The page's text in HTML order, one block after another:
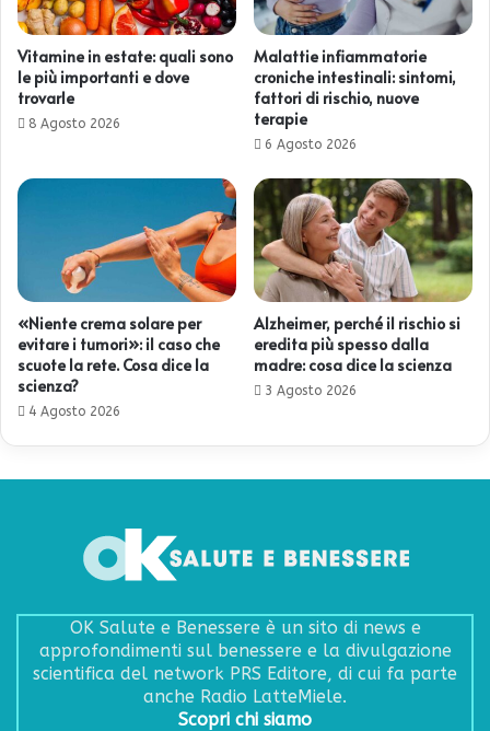
Vitamine in estate: quali sono
le più importanti e dove
trovarle
8 Agosto 2026
Malattie infiammatorie
croniche intestinali: sintomi,
fattori di rischio, nuove
terapie
6 Agosto 2026
«Niente crema solare per
evitare i tumori»: il caso che
scuote la rete. Cosa dice la
scienza?
4 Agosto 2026
Alzheimer, perché il rischio si
eredita più spesso dalla
madre: cosa dice la scienza
3 Agosto 2026
OK Salute e Benessere è un sito di news e
approfondimenti sul benessere e la divulgazione
scientifica del network PRS Editore, di cui fa parte
anche Radio LatteMiele.
Scopri chi siamo